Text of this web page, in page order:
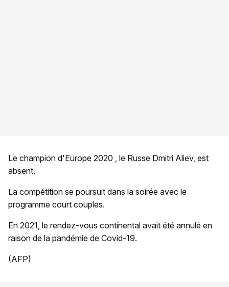
Le champion d'Europe 2020 , le Russe Dmitri Aliev, est
absent.
La compétition se poursuit dans la soirée avec le
programme court couples.
En 2021, le rendez-vous continental avait été annulé en
raison de la pandémie de Covid-19.
(AFP)